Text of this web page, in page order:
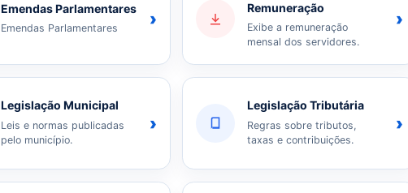
Emendas Parlamentares
Emendas Parlamentares ›
Remuneração
Exibe a remuneração
mensal dos servidores.
›
Legislação Municipal
Leis e normas publicadas
pelo município.
›
Legislação Tributária
Regras sobre tributos,
taxas e contribuições.
›